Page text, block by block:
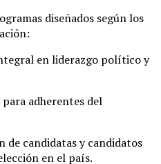
diseñados según los
en liderazgo político y
adherentes del
de candidatas y candidatos
en el país.